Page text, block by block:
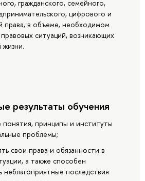
гражданского, семейного,
цифрового и
права, в объеме, необходимом
ситуаций, возникающих
результаты обучения
понятия, принципы и институты
проблемы;
свои права и обязанности в
а также способен
неблагоприятные последствия